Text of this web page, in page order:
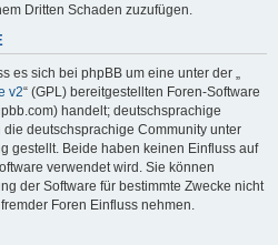
Dritten Schaden zuzufügen.
es sich bei phpBB um eine unter der „
v2“ (GPL) bereitgestellten Foren-Software
handelt; deutschsprachige
die deutschsprachige Community unter
gestellt. Beide haben keinen Einfluss auf
verwendet wird. Sie können
der Software für bestimmte Zwecke nicht
Foren Einfluss nehmen.